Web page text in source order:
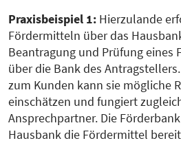
Praxisbeispiel 1: Hierzulande
Fördermitteln über das
Beantragung und Prüfung eines
über die Bank des
zum Kunden kann sie mögliche
einschätzen und fungiert
Ansprechpartner. Die
Hausbank die Fördermittel